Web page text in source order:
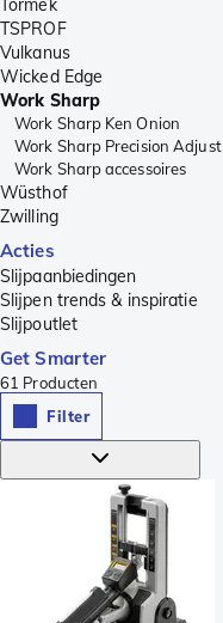
Tormek
TSPROF
Vulkanus
Wicked Edge
Work Sharp
Work Sharp Ken Onion
Work Sharp Precision Adjust
Work Sharp accessoires
Wüsthof
Zwilling
Acties
Slijpaanbiedingen
Slijpen trends & inspiratie
Slijpoutlet
Get Smarter
61 Producten
Filter